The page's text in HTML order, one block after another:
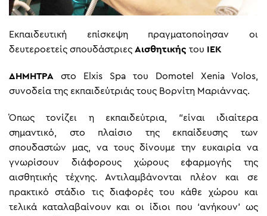
Εκπαιδευτική επίσκεψη πραγματοποίησαν οι
δευτεροετείς σπουδάστριες Αισθητικής του ΙΕΚ
ΔΗΜΗΤΡΑ στο Elxis Spa του Domotel Xenia Volos,
συνοδεία της εκπαιδεύτριάς τους Βορνίτη Μαριάννας.
Όπως τονίζει η εκπαιδεύτρια, “είναι ιδιαίτερα
σημαντικό, στο πλαίσιο της εκπαίδευσης των
σπουδαστών μας, να τους δίνουμε την ευκαιρία να
γνωρίσουν διάφορους χώρους εφαρμογής της
αισθητικής τέχνης. Αντιλαμβάνονται πλέον και σε
πρακτικό στάδιο τις διαφορές του κάθε χώρου και
τελικά καταλαβαίνουν και οι ίδιοι που ‘ανήκουν’ ως